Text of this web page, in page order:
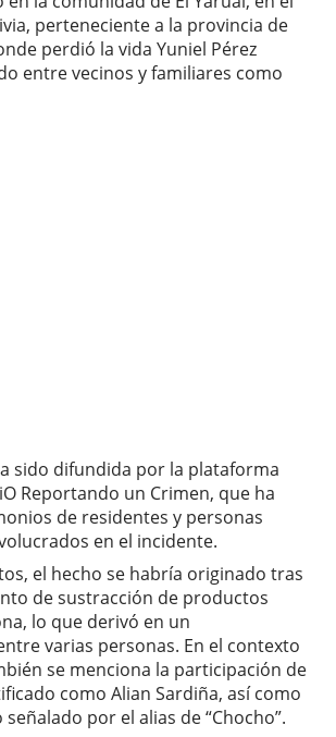
perteneciente a la provincia de
perdió la vida Yuniel Pérez
entre vecinos y familiares como
sido difundida por la plataforma
Reportando un Crimen, que ha
de residentes y personas
en el incidente.
el hecho se habría originado tras
de sustracción de productos
lo que derivó en un
varias personas. En el contexto
se menciona la participación de
como Alian Sardiña, así como
por el alias de “Chocho”.